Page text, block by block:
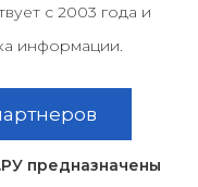
с 2003 года и
информации.
предназначены